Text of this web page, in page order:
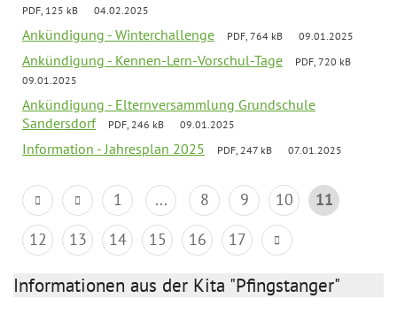
PDF, 125 kB 04.02.2025
Ankündigung - Winterchallenge PDF, 764 kB 09.01.2025
Ankündigung - Kennen-Lern-Vorschul-Tage
PDF, 720 kB
09.01.2025
Ankündigung - Elternversammlung Grundschule
Sandersdorf
PDF, 246 kB 09.01.2025
Information - Jahresplan 2025 PDF, 247 kB 07.01.2025
1 ... 8 9 10
11
12
13 14 15 16 17
Informationen aus der Kita "Pfingstanger"